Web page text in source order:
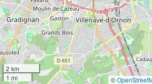
2 km
1 mi
©